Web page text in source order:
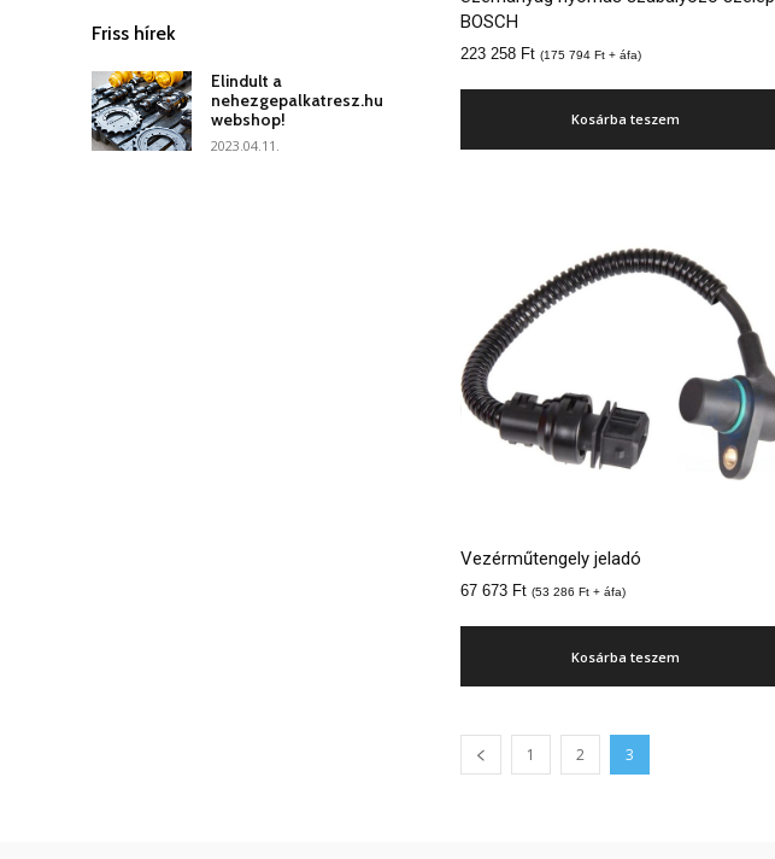
Friss hírek
Elindult a
nehezgepalkatresz.hu
webshop!
2023.04.11.
BOSCH
223 258 Ft (175 794 Ft+ áfa)
Kosárba teszem
Vezérműtengely jeladó
67 673 Ft (53 286 Ft+ áfa)
Kosárba teszem
1 2 3